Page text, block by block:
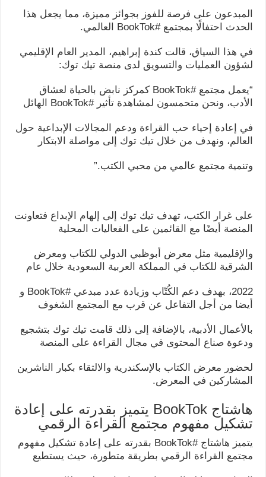
المبدعون على فرصة للفوز بجوائز مميزة، مما يجعل هذا
الحدث احتفالًا بمجتمع #BookTok العالمي.
في هذا السياق، قالت كندة إبراهيم، المدير العام الإقليمي
لشؤون العمليات والتسويق لدى منصة تيك توك:
“يعمل مجتمع #BookTok كمركز نابض بالحياة لعشاق
الأدب، ونحن متحمسون لمشاهدة تأثير #BookTok الهائل
في إعادة إحياء حب القراءة ودعم المجالات الإبداعية حول
العالم، ونهدف من خلال تيك توك إلى مواصلة الابتكار
وتنمية مجتمع عالمي من محبي الكتب.”
على غرار الكتب، تهدف تيك توك إلى إلهام الإبداع فتعاونت
المنصة أيضًا مع القائمين على الفعاليات المحلية
والإقليمية مثل معرض أبوظبي الدولي للكتاب ومعرض
الشرقية للكتاب في المملكة العربية السعودية خلال عام
2022، بهدف دعم الكُتّاب وزيادة عدد مبدعي #BookTok و
أيضا من أجل التفاعل عن قرب مع المجتمع الشغوف
بالأعمال الأدبية، بالإضافة إلى ذلك قامت تيك توك بتشجيع
ودعوة صناع المحتوى في مجال القراءة على المنصة
لحضور معرض الكتاب بالإسكندرية والالتقاء بكبار الناشرين
المشاركين في المعرض.
هاشتاج BookTok يتميز بقدرته على إعادة
تشكيل مفهوم مجتمع القراءة الرقمي
يتميز هاشتاج #BookTok بقدرته على إعادة تشكيل مفهوم
مجتمع القراءة الرقمي بطريقة متطورة، حيث يستطيع